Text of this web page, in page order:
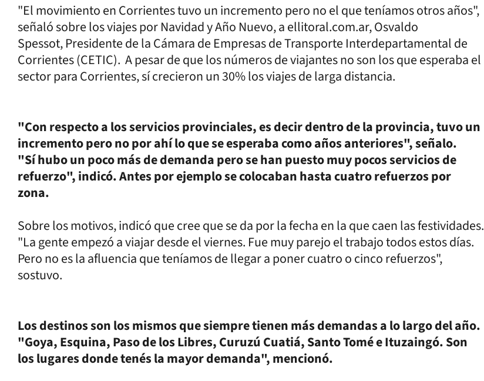
"El movimiento en Corrientes tuvo un incremento pero no el que teníamos otros años",
señaló sobre los viajes por Navidad y Año Nuevo, a ellitoral.com.ar, Osvaldo
Spessot, Presidente de la Cámara de Empresas de Transporte Interdepartamental de
Corrientes (CETIC). A pesar de que los números de viajantes no son los que esperaba el
sector para Corrientes, sí crecieron un 30% los viajes de larga distancia.
"Con respecto a los servicios provinciales, es decir dentro de la provincia, tuvo un
incremento pero no por ahí lo que se esperaba como años anteriores", señalo.
"Sí hubo un poco más de demanda pero se han puesto muy pocos servicios de
refuerzo", indicó. Antes por ejemplo se colocaban hasta cuatro refuerzos por
zona.
Sobre los motivos, indicó que cree que se da por la fecha en la que caen las festividades.
"La gente empezó a viajar desde el viernes. Fue muy parejo el trabajo todos estos días.
Pero no es la afluencia que teníamos de llegar a poner cuatro o cinco refuerzos",
sostuvo.
Los destinos son los mismos que siempre tienen más demandas a lo largo del año.
"Goya, Esquina, Paso de los Libres, Curuzú Cuatiá, Santo Tomé e Ituzaingó. Son
los lugares donde tenés la mayor demanda", mencionó.